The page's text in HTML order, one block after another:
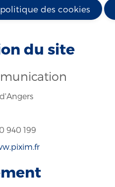
des cookies
du site
940 199